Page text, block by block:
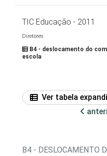
TIC Educação - 2011
Diretores
B4 - deslocamento do
escola
Ver tabela
B4 - DESLOCAMENTO